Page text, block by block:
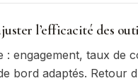
l’efficacité des
: engagement, taux de
bord adaptés. Retour